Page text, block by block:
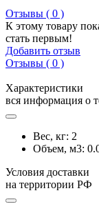
Отзывы ( 0 )
К этому товару
стать первым!
Добавить отзыв
Отзывы ( 0 )
Характеристики
вся информация о
Вес, кг: 2
Объем, м3:
Условия доставки
на территории РФ